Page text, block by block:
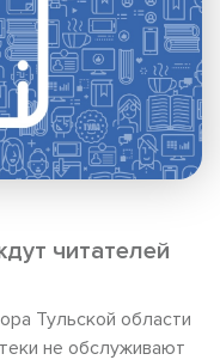
читателей
Тульской области
не обслуживают